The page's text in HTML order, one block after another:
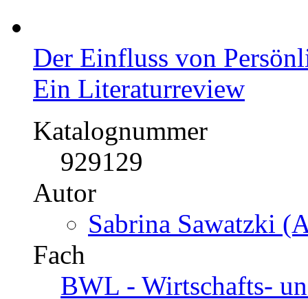
Der Einfluss von
Ein Literaturreview
Katalognummer
929129
Autor
Sabrina Sawatzki
Fach
BWL - Wirtschafts-